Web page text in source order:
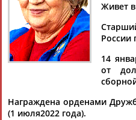
Валентина
РОДИОНЕНКО
Ваш запрос:
Живет
России
14
от
Награждена орденами
(1 июля2022 года).